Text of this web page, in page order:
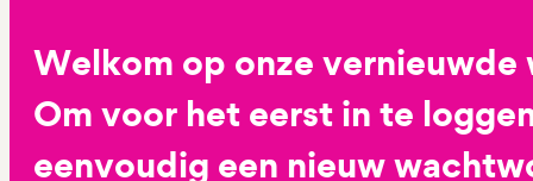
Welkom op onze vernieuwde
Om voor het eerst in te
eenvoudig een nieuw